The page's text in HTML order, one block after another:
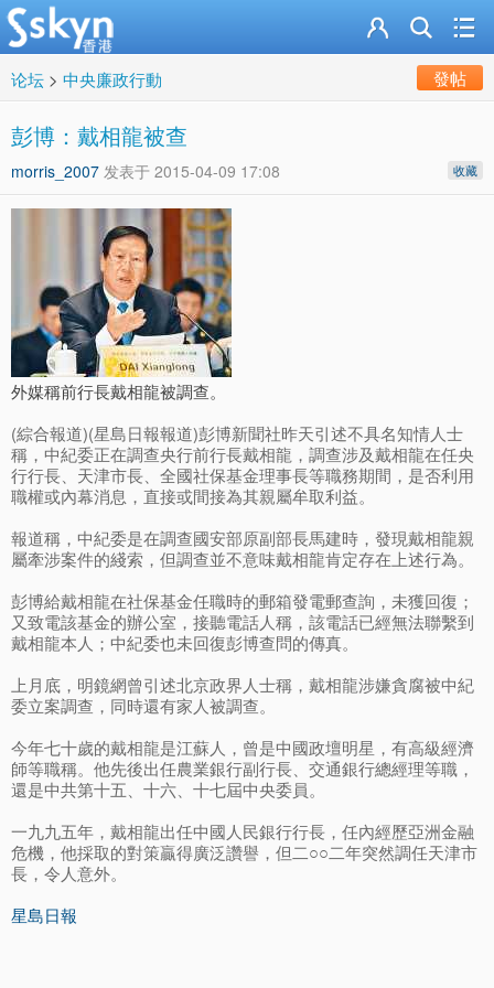
论坛 > 中央廉政行動 發帖
彭博：戴相龍被查
收藏
morris_2007 发表于 2015-04-09 17:08
外媒稱前行長戴相龍被調查。
(綜合報道)(星島日報報道)彭博新聞社昨天引述不具名知情人士
稱，中紀委正在調查央行前行長戴相龍，調查涉及戴相龍在任央
行行長、天津市長、全國社保基金理事長等職務期間，是否利用
職權或內幕消息，直接或間接為其親屬牟取利益。
報道稱，中紀委是在調查國安部原副部長馬建時，發現戴相龍親
屬牽涉案件的綫索，但調查並不意味戴相龍肯定存在上述行為。
彭博給戴相龍在社保基金任職時的郵箱發電郵查詢，未獲回復；
又致電該基金的辦公室，接聽電話人稱，該電話已經無法聯繫到
戴相龍本人；中紀委也未回復彭博查問的傳真。
上月底，明鏡網曾引述北京政界人士稱，戴相龍涉嫌貪腐被中紀
委立案調查，同時還有家人被調查。
今年七十歲的戴相龍是江蘇人，曾是中國政壇明星，有高級經濟
師等職稱。他先後出任農業銀行副行長、交通銀行總經理等職，
還是中共第十五、十六、十七屆中央委員。
一九九五年，戴相龍出任中國人民銀行行長，任內經歷亞洲金融
危機，他採取的對策贏得廣泛讚譽，但二○○二年突然調任天津市
長，令人意外。
星島日報